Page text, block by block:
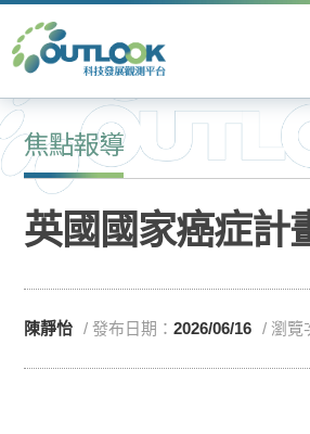
焦點報導
英國國家癌症計
陳靜怡 / 發布日期：2026/06/16 / 瀏覽